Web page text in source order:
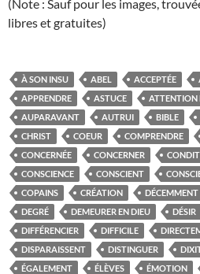
(Note : Sauf pour les images,
libres et gratuites)
À SON INSU ABEL ACCEPTÉE
APPRENDRE
ASTUCE ATTENTION
AUPARAVANT
AUTRUI BIBLE
CHRIST
COEUR COMPRENDRE
CONCERNÉE
CONCERNER
CONSCIENCE
CONSCIENT
COPAINS
CRÉATION DÉCEMMENT
DEGRÉ
DEMEURER EN DIEU DÉSIR
DIFFÉRENCIER
DIFFICILE
DISPARAISSENT
DISTINGUER
ÉGALEMENT
ÉLÈVES ÉMOTION